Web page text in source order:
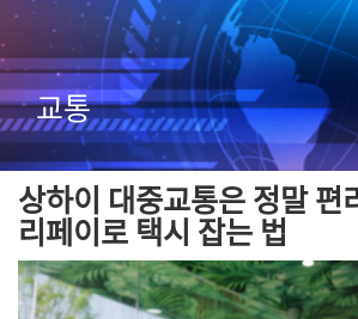
교통
상하이 대중교통은 정말
리페이로 택시 잡는 법